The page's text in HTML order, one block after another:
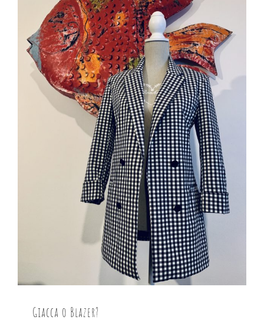
Giacca o Blazer?